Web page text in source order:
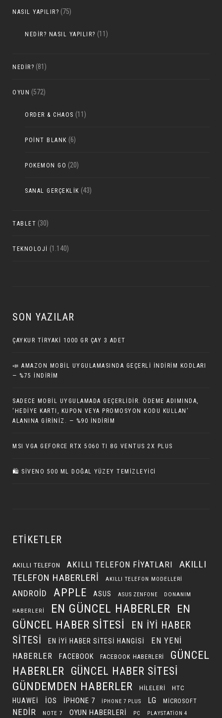
NASIL YAPILIR? (75)
NEDIR? NASIL YAPILIR? (11)
NEDIR? (81)
OYUN (572)
ORDER & CHAOS (11)
POINT BLANK (6)
POKEMON GO (20)
SANAL GERÇEKLIK (43)
TABLET (30)
TEKNOLOJI (1.140)
SON YAZILAR
ÇAYKUR TIRYAKI 1000 GR ÇAY 3 ADET
📣 AMAZON MOBIL UYGULAMASINDA GEÇERLI İNDIRIM KODLARI
— %75 İNDIRIM
SADECE MOBIL UYGULAMADA GEÇERLIDIR. ÖDEME ADIMINDA,
‘HEDIYE KARTI, KUPON VEYA PROMOSYON KODU KULLAN’
ALANINA GIRINIZ. — %90 İNDIRIM
MSI VGA GEFORCE RTX 5060 TI 8G VENTUS 2X PLUS
🛍️ SIVENO 500 ML DOĞAL YÜZEY TEMIZLEYICI
ETIKETLER
AKILLI TELEFON AKILLI TELEFON FIYATLARI
AKILLI
TELEFON HABERLERI
AKILLI TELEFON MODELLERI
ANDROID APPLE ASUS ASUS ZENFONE DONANIM
HABERLERI EN GÜNCEL HABERLER EN
GÜNCEL HABER SITESI
EN IYI HABER
SITESI
EN IYI HABER SITESI HANGISI
EN YENI
HABERLER
FACEBOOK FACEBOOK HABERLERI
GÜNCEL
HABERLER
GÜNCEL HABER SITESI
GÜNDEMDEN HABERLER HILELERI HTC
HUAWEI IOS IPHONE 7 IPHONE 7 PLUS LG MICROSOFT
NEDIR NOTE 7 OYUN HABERLERI PC PLAYSTATION 4